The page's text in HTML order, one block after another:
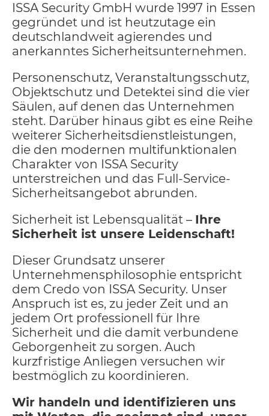
ISSA Security GmbH wurde 1997 in Essen
gegründet und ist heutzutage ein
deutschlandweit agierendes und
anerkanntes Sicherheitsunternehmen.
Personenschutz, Veranstaltungsschutz,
Objektschutz und Detektei sind die vier
Säulen, auf denen das Unternehmen
steht. Darüber hinaus gibt es eine Reihe
weiterer Sicherheitsdienstleistungen,
die den modernen multifunktionalen
Charakter von ISSA Security
unterstreichen und das Full-Service-
Sicherheitsangebot abrunden.
Sicherheit ist Lebensqualität – Ihre
Sicherheit ist unsere Leidenschaft!
Dieser Grundsatz unserer
Unternehmensphilosophie entspricht
dem Credo von ISSA Security. Unser
Anspruch ist es, zu jeder Zeit und an
jedem Ort professionell für Ihre
Sicherheit und die damit verbundene
Geborgenheit zu sorgen. Auch
kurzfristige Anliegen versuchen wir
bestmöglich zu koordinieren.
Wir handeln und identifizieren uns